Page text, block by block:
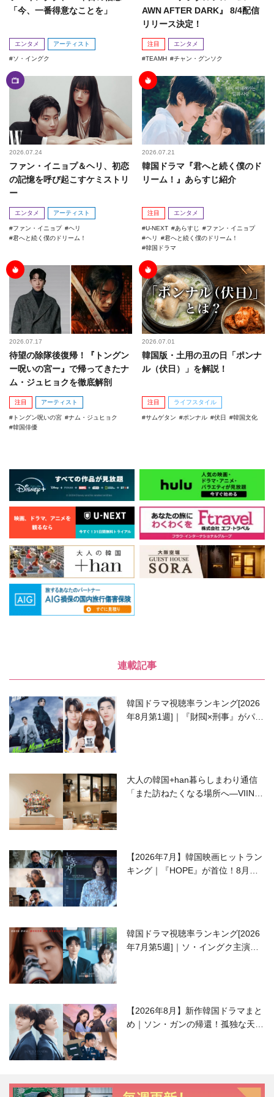
「今、一番得意なことを」
エンタメ アーティスト
ソ・イングク
AWN AFTER DARK』 8/4配信
リリース決定！
注目 エンタメ
TEAMH チャン・グンソク
2026.07.24
ファン・イニョプ＆ヘリ、初恋
の記憶を呼び起こすケミストリ
ー
エンタメ アーティスト
ファン・イニョプ
ヘリ
君へと続く僕のドリーム！
2026.07.21
韓国ドラマ『君へと続く僕のド
リーム！』あらすじ紹介
注目 エンタメ
U-NEXT あらすじ
ファン・イニョプ
ヘリ
君へと続く僕のドリーム！
韓国ドラマ
2026.07.17
待望の除隊後復帰！『トングン
ー呪いの宮ー』で帰ってきたナ
ム・ジュヒョクを徹底解剖
注目 アーティスト
トングン呪いの宮
ナム・ジュヒョク
韓国俳優
2026.07.01
韓国版・土用の丑の日「ポンナ
ル（伏日）」を解説！
注目 ライフスタイル
サムゲタン ポンナル 伏日 韓国文化
連載記事
韓国ドラマ視聴率ランキング[2026
年8月第1週]｜『財閥×刑事』がパワ
大人の韓国+han暮らしまわり通信
「また訪ねたくなる場所へ―VIIN C
【2026年7月】韓国映画ヒットラン
キング｜『HOPE』が首位！8月公
韓国ドラマ視聴率ランキング[2026
年7月第5週]｜ソ・イングク主演の
【2026年8月】新作韓国ドラマまと
め｜ソン・ガンの帰還！孤独な天才